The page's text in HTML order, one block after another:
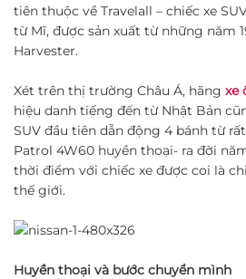
tiên thuộc về Travelall – chiếc xe
từ Mĩ, được sản xuất từ những năm
Harvester.
Xét trên thị trường Châu Á, hãng xe
hiệu danh tiếng đến từ Nhật Bản
SUV đầu tiên dẫn động 4 bánh từ
Patrol 4W60 huyền thoại- ra đời
thời điểm với chiếc xe được coi là
thế giới.
Huyền thoại và bước chuyển mình